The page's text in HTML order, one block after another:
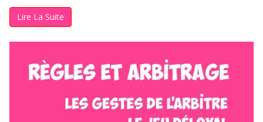
Lire La Suite